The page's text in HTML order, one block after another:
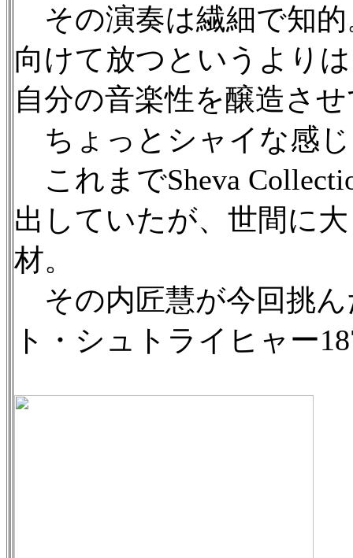
その演奏は繊細で知的
向けて放つというより
自分の音楽性を醸造さ
ちょっとシャイな感
これまでSheva
出していたが、世間に
材。
その内匠慧が今回挑
ト・シュトライヒャー